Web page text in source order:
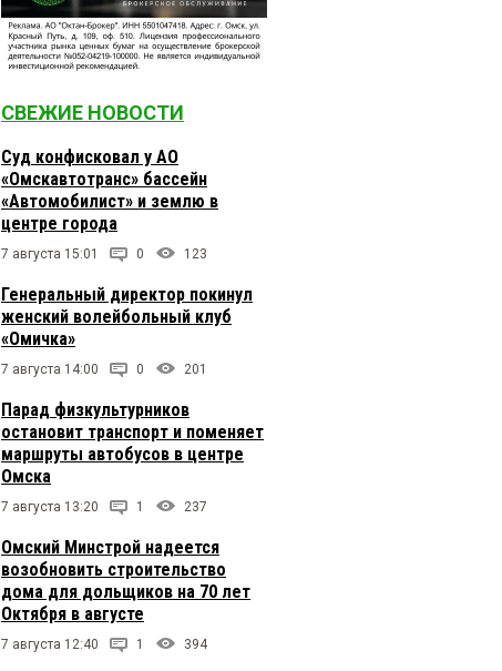
СВЕЖИЕ НОВОСТИ
Суд конфисковал у АО
«Омскавтотранс» бассейн
«Автомобилист» и землю в
центре города
7 августа 15:01 0 123
Генеральный директор покинул
женский волейбольный клуб
«Омичка»
7 августа 14:00 0 201
Парад физкультурников
остановит транспорт и поменяет
маршруты автобусов в центре
Омска
7 августа 13:20 1 237
Омский Минстрой надеется
возобновить строительство
дома для дольщиков на 70 лет
Октября в августе
7 августа 12:40 1 394